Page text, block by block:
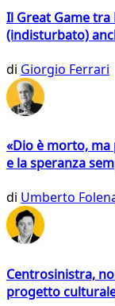
Il Great Game
(indisturbato)
di Giorgio Ferrari
«Dio è morto, ma
e la speranza
di Umberto
Centrosinistra,
progetto